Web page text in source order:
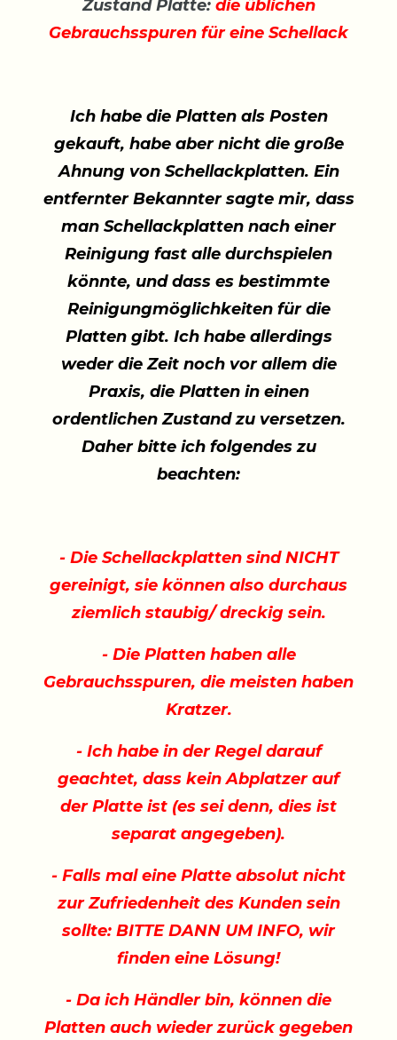
Zustand Platte:die üblichen
Gebrauchsspuren für eine Schellack
Ich habe die Platten als Posten
gekauft, habe aber nicht die große
Ahnung von Schellackplatten. Ein
entfernter Bekannter sagte mir, dass
man Schellackplatten nach einer
Reinigung fast alle durchspielen
könnte, und dass es bestimmte
Reinigungmöglichkeiten für die
Platten gibt. Ich habe allerdings
weder die Zeit noch vor allem die
Praxis, die Platten in einen
ordentlichen Zustand zu versetzen.
Daher bitte ich folgendes zu
beachten:
- Die Schellackplatten sind NICHT
gereinigt, sie können also durchaus
ziemlich staubig/ dreckig sein.
- Die Platten haben alle
Gebrauchsspuren, die meisten haben
Kratzer.
- Ich habe in der Regel darauf
geachtet, dass kein Abplatzer auf
der Platte ist (es sei denn, dies ist
separat angegeben).
- Falls mal eine Platte absolut nicht
zur Zufriedenheit des Kunden sein
sollte: BITTE DANN UM INFO, wir
finden eine Lösung!
- Da ich Händler bin, können die
Platten auch wieder zurück gegeben